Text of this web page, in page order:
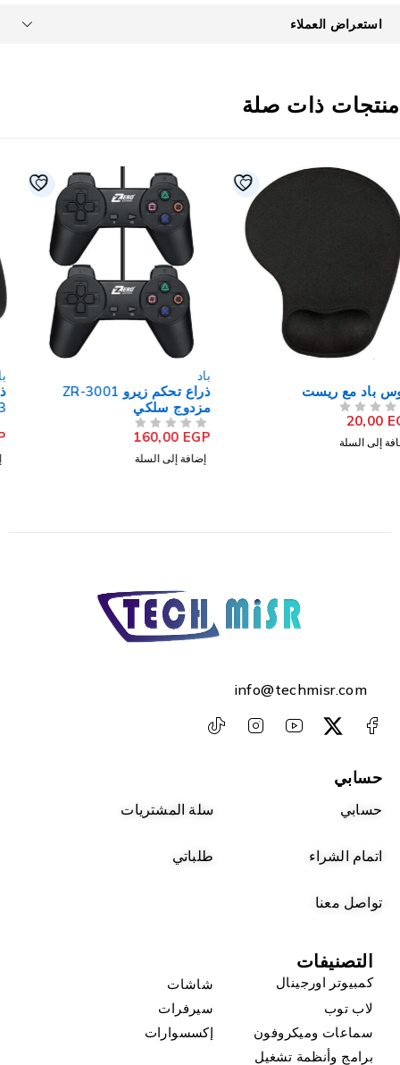
استعراض العملاء
ذات صلة
ذراع تحكم زيرو ZR-3001
مزدوج سلكي
160,00 EGP
ذراع تحكم مزود بانالوج توبي
GP193 فردي لاسلكي
1.499,00EGP
إضافة إلى السلة
info@techmisr.com
حسابي
حسابي سلة المشتريات
اتمام الشراء طلباتي
تواصل معنا
التصنيفات
كمبيوتر اورجينال
شاشات
لاب توب
سيرفرات
سماعات وميكروفون
إكسسوارات
برامج وأنظمة تشغيل